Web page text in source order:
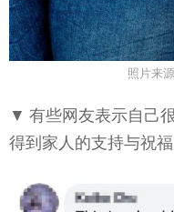
照片来源
▼ 有些网友表示自己
得到家人的支持与祝福